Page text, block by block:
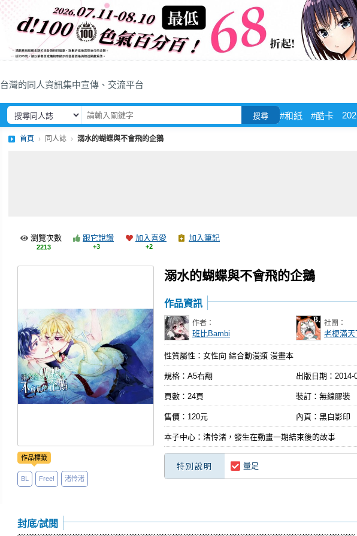
台灣的同人資訊集中宣傳、交流平台
搜尋 #和紙 #酷卡
首頁 同人誌 溺水的蝴蝶與不會飛的企鵝
瀏覽次數
2213
跟它說讚
+3
加入喜愛
+2
加入筆記
溺水的蝴蝶與不會飛的企鵝
作品標籤
BL Free! 渚怜渚
作品資訊
作者：
班比Bambi
社團：
老梗滿天
性質屬性：女性向 綜合動漫類 漫畫本
規格：A5右翻 出版日期： 2014-
頁數：24頁 裝訂：無線膠裝
售價：120元 內頁：黑白影印
本子中心：渚怜渚，發生在動畫一期結束後的故事
特別說明 量足
封底/試閱